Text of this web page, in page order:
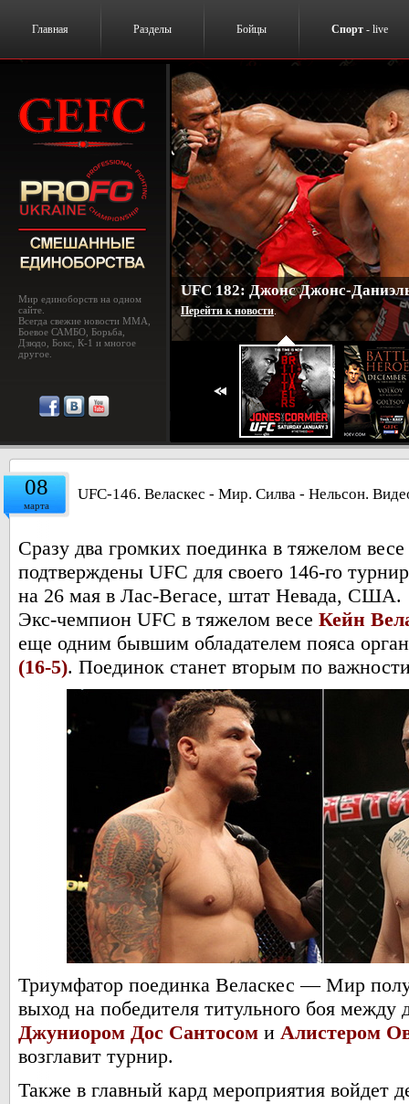
Главная Разделы Бойцы Спорт - live
Мир единоборств на одном
сайте.
Всегда свежие новости MMA,
Боевое САМБО, Борьба,
Дзюдо, Бокс, К-1 и многое
другое.
UFC 182: Джонс Джонс-
Перейти к новости.
08
марта
UFC-146. Веласкес - Мир. Силва - Нельсон.
Сразу два громких поединка в тяжелом
подтверждены UFC для своего 146-го
на 26 мая в Лас-Вегасе, штат Невада, США.
Экс-чемпион UFC в тяжелом весе Кейн
еще одним бывшим обладателем пояса
(16-5). Поединок станет вторым по
Триумфатор поединка Веласкес — Мир
выход на победителя титульного боя
Джуниором Дос Сантосом и Алистером
возглавит турнир.
Также в главный кард мероприятия войдет